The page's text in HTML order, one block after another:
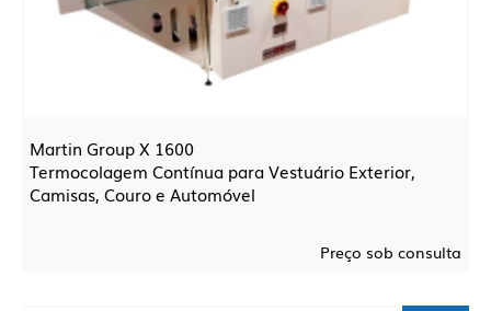
Martin Group X 1600
Termocolagem Contínua para Vestuário Exterior,
Camisas, Couro e Automóvel
Preço sob consulta